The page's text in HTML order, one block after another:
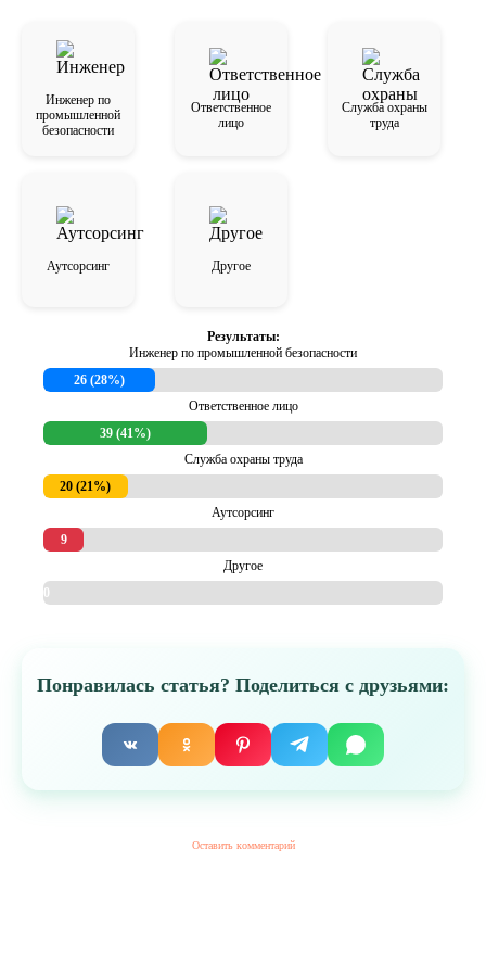
Инженер по
промышленной
безопасности
Ответственное
лицо
Служба охраны
труда
Аутсорсинг Другое
Результаты:
Инженер по промышленной безопасности
26 (28%)
Ответственное лицо
39 (41%)
Служба охраны труда
20 (21%)
Аутсорсинг
9
Другое
Понравилась статья? Поделиться с друзьями:
Оставить комментарий